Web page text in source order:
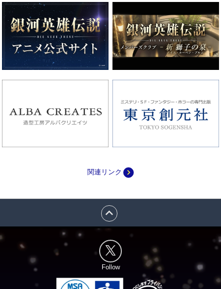
関連リンク navigate_next
expand_less
Follow